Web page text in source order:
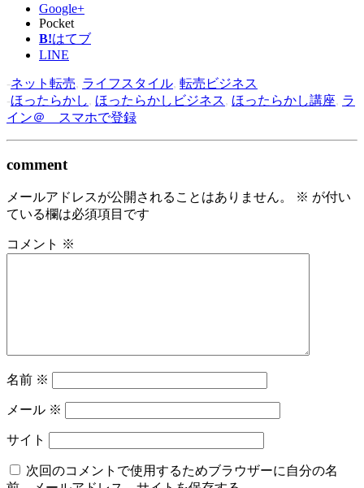
Google+
Pocket
B!はてブ
LINE
-ネット転売, ライフスタイル, 転売ビジネス
-ほったらかし, ほったらかしビジネス, ほったらかし講座, ラ
イン＠ スマホで登録
comment
メールアドレスが公開されることはありません。 ※ が付い
ている欄は必須項目です
コメント ※
名前 ※
メール ※
サイト
次回のコメントで使用するためブラウザーに自分の名